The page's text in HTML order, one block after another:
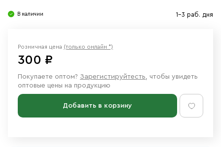
В наличии 1-3 раб. дня
Розничная цена (только онлайн *)
300 ₽
Покупаете оптом? Зарегистируйтесть, чтобы увидеть
оптовые цены на продукцию
Добавить в корзину